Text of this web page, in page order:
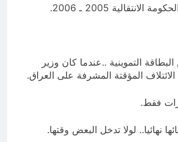
2005 ـ 2006.
التموينية ..عندما كان وزير
المؤقتة المشرفة على العراق.
نهائيا.. لولا تدخل البعض وقتها.